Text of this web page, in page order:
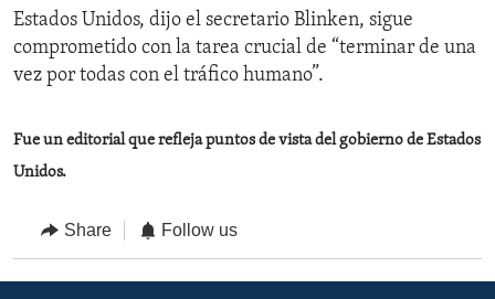
Estados Unidos, dijo el secretario Blinken, sigue
comprometido con la tarea crucial de “terminar de una
vez por todas con el tráfico humano”.
Fue un editorial que refleja puntos de vista del gobierno de Estados
Unidos.
Share Follow us